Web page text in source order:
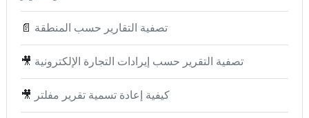
📄 تصفية التقارير حسب المنطقة
🎥 تصفية التقرير حسب إيرادات التجارة الإلكترونية
🎥 كيفية إعادة تسمية تقرير مفلتر